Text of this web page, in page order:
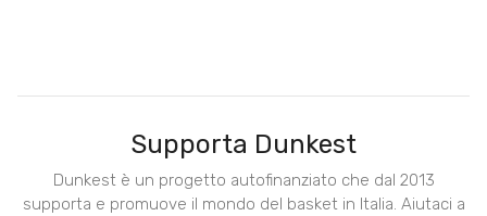
Supporta Dunkest
Dunkest è un progetto autofinanziato che dal 2013
supporta e promuove il mondo del basket in Italia. Aiutaci a